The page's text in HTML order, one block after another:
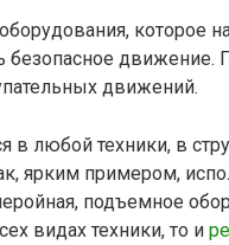
которое
безопасное движение.
движений.
любой техники, в
ярким примером,
подъемное
видах техники, то и